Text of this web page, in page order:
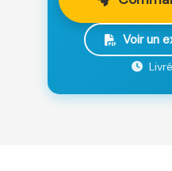
Voir un